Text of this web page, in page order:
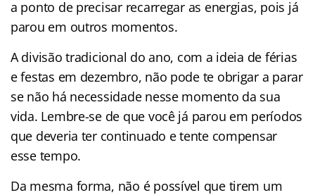
a ponto de precisar recarregar as energias, pois já
parou em outros momentos.
A divisão tradicional do ano, com a ideia de férias
e festas em dezembro, não pode te obrigar a parar
se não há necessidade nesse momento da sua
vida. Lembre-se de que você já parou em períodos
que deveria ter continuado e tente compensar
esse tempo.
Da mesma forma, não é possível que tirem um